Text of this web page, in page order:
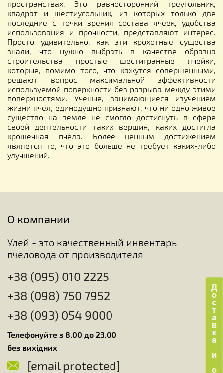
пространствах. Это равносторонний треугольник,
квадрат и шестиугольник, из которых только две
последние с точки зрения состава ячеек, удобства
использования и прочности, представляют интерес.
Просто удивительно, как эти крохотные существа
знали, что нужно выбрать в качестве образца
строительства простые шестигранные ячейки,
которые, помимо того, что кажутся совершенными,
решают вопрос максимальной эффективности
используемой поверхности без разрыва между этими
поверхностями. Ученые, занимающиеся изучением
жизни пчел, единодушно признают, что ни одно живое
существо на земле не смогло достигнуть в сфере
своей деятельности таких вершин, каких достигла
крошечная пчела. Более ценным достижением
является то, что это больше не требует каких-либо
улучшений.
О компании
Улей - это качественный инвентарь
пчеловода от производителя
+38 (095) 010 2225
+38 (098) 750 7952
+38 (093) 054 9000
Телефонуйте з 8.00 до 23.00
без вихідних
[email protected]